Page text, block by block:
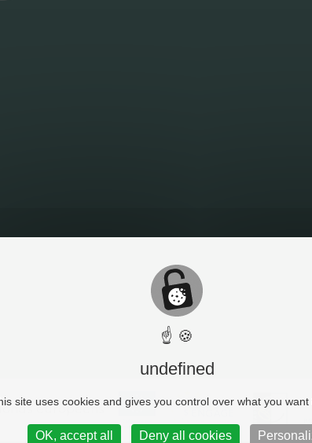
fonds européens
☝ 🍪
undefined
site uses cookies and gives you control over what you want
OK, accept all Deny all cookies